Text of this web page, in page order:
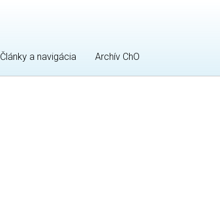
Články a navigácia Archív ChO